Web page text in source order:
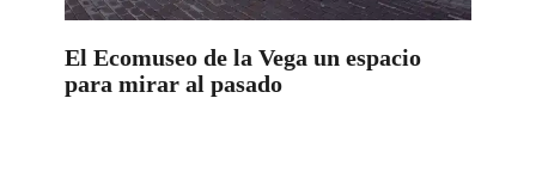
El Ecomuseo de la Vega un espacio
para mirar al pasado